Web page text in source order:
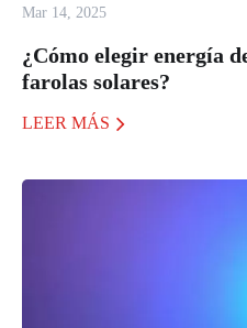
Mar 14, 2025
¿Cómo elegir energía
farolas solares?
LEER MÁS